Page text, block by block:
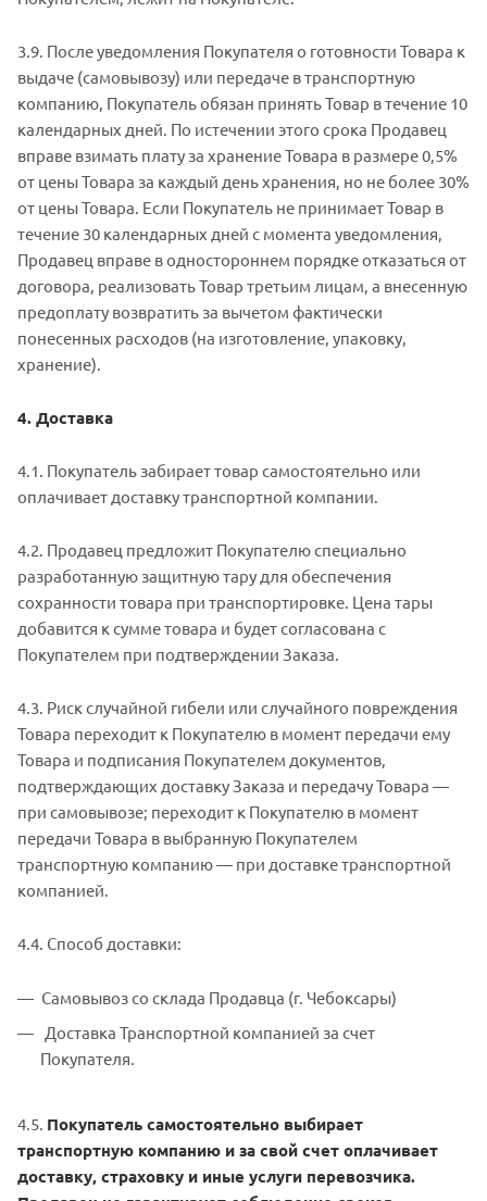
3.9. После уведомления Покупателя о готовности Товара к
выдаче (самовывозу) или передаче в транспортную
компанию, Покупатель обязан принять Товар в течение 10
календарных дней. По истечении этого срока Продавец
вправе взимать плату за хранение Товара в размере 0,5%
от цены Товара за каждый день хранения, но не более 30%
от цены Товара. Если Покупатель не принимает Товар в
течение 30 календарных дней с момента уведомления,
Продавец вправе в одностороннем порядке отказаться от
договора, реализовать Товар третьим лицам, а внесенную
предоплату возвратить за вычетом фактически
понесенных расходов (на изготовление, упаковку,
хранение).
4. Доставка
4.1. Покупатель забирает товар самостоятельно или
оплачивает доставку транспортной компании.
4.2. Продавец предложит Покупателю специально
разработанную защитную тару для обеспечения
сохранности товара при транспортировке. Цена тары
добавится к сумме товара и будет согласована с
Покупателем при подтверждении Заказа.
4.3. Риск случайной гибели или случайного повреждения
Товара переходит к Покупателю в момент передачи ему
Товара и подписания Покупателем документов,
подтверждающих доставку Заказа и передачу Товара —
при самовывозе; переходит к Покупателю в момент
передачи Товара в выбранную Покупателем
транспортную компанию — при доставке транспортной
компанией.
4.4. Способ доставки:
Самовывоз со склада Продавца (г. Чебоксары)
Доставка Транспортной компанией за счет
Покупателя.
4.5. Покупатель самостоятельно выбирает
транспортную компанию и за свой счет оплачивает
доставку, страховку и иные услуги перевозчика.